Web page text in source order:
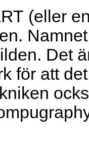
(eller
Det
för att